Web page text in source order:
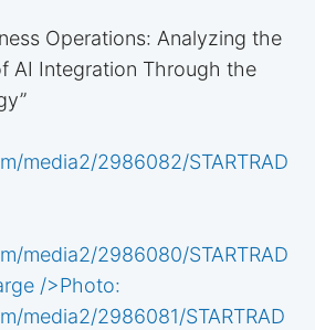
Operations: Analyzing the
AI Integration Through the
media2/2986082/STARTRAD
media2/2986080/STARTRAD
/>Photo:
media2/2986081/STARTRAD